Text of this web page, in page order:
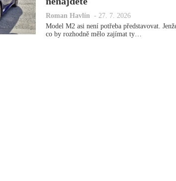
Roman Havlín - 27. 7. 2026
Model M2 asi není potřeba představovat.
co by rozhodně mělo zajímat ty…